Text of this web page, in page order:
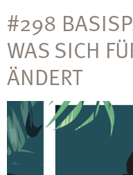
#298
WAS SICH
ÄNDERT